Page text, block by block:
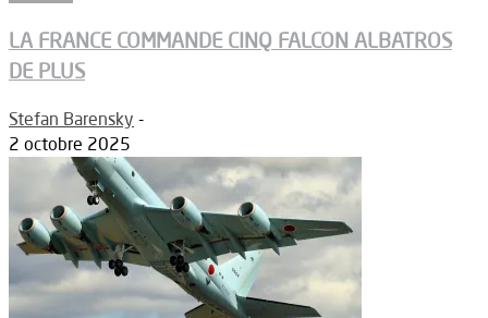
LA FRANCE COMMANDE CINQ FALCON ALBATROS
DE PLUS
Stefan Barensky -
2 octobre 2025